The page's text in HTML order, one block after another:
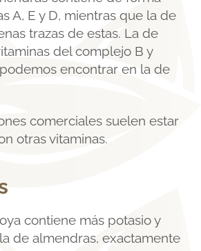
A, E y D, mientras que la de
trazas de estas. La de
del complejo B y
encontrar en la de
comerciales suelen estar
otras vitaminas.
contiene más potasio y
de almendras, exactamente